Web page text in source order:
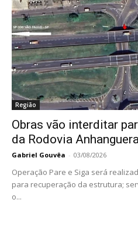
Região
Obras vão interditar
da Rodovia
Gabriel Gouvêa - 03/08/2026
Operação Pare e Siga será
para recuperação da estrutura;
o...